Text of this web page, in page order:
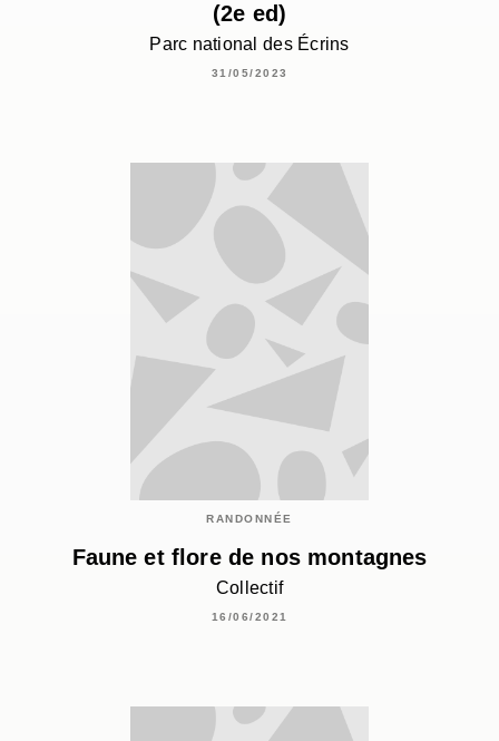
(2e ed)
Parc national des Écrins
31/05/2023
RANDONNÉE
Faune et flore de nos montagnes
Collectif
16/06/2021